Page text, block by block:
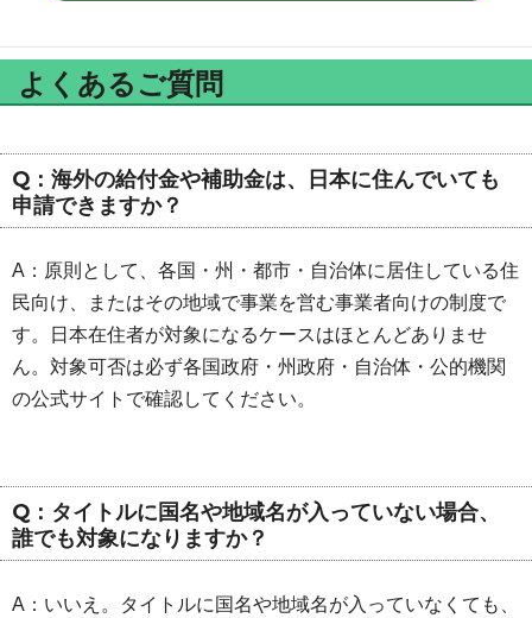
よくあるご質問
Q：海外の給付金や補助金は、日本に住んでいても
申請できますか？
A：原則として、各国・州・都市・自治体に居住している住
民向け、またはその地域で事業を営む事業者向けの制度で
す。日本在住者が対象になるケースはほとんどありませ
ん。対象可否は必ず各国政府・州政府・自治体・公的機関
の公式サイトで確認してください。
Q：タイトルに国名や地域名が入っていない場合、
誰でも対象になりますか？
A：いいえ。タイトルに国名や地域名が入っていなくても、